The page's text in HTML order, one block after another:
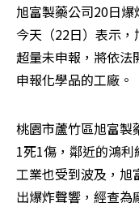
旭富製藥公司20日
今天（22日）表示
超量未申報，將依法
申報化學品的工廠。
桃園市蘆竹區旭富製
1死1傷，鄰近的鴻
工業也受到波及，旭
出爆炸聲響，經查為